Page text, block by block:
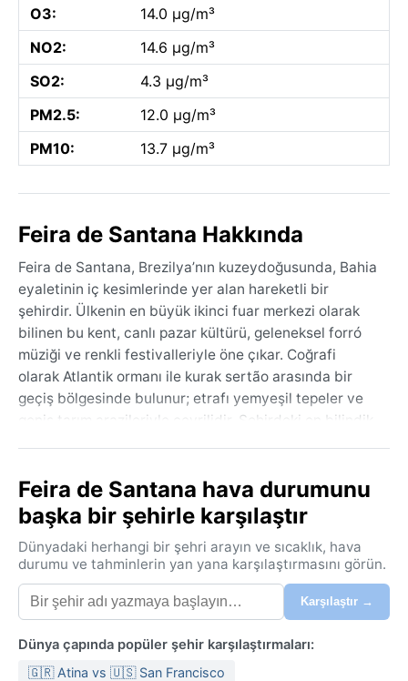
O3:
14.0 µg/m³
NO2:
14.6 µg/m³
SO2:
4.3 µg/m³
PM2.5:
12.0 µg/m³
PM10:
13.7 µg/m³
Feira de Santana Hakkında
Feira de Santana, Brezilya’nın kuzeydoğusunda, Bahia
eyaletinin iç kesimlerinde yer alan hareketli bir
şehirdir. Ülkenin en büyük ikinci fuar merkezi olarak
bilinen bu kent, canlı pazar kültürü, geleneksel forró
müziği ve renkli festivalleriyle öne çıkar. Coğrafi
olarak Atlantik ormanı ile kurak sertão arasında bir
geçiş bölgesinde bulunur; etrafı yemyeşil tepeler ve
geniş tarım arazileriyle çevrilidir. Şehirdeki en bilindik
festivali sayılabilir.
İklimi, Köppen sınıflandırmasına göre Aw (tropikal
savan) karakteri taşır. Yazlar sıcak ve yağışlıdır;
aralıktan nisana kadar süren bu dönemde sıcaklıklar
25-32°C arasında seyreder ve nem oldukça yüksektir.
Kışlar ise mayıstan ağustosa kadar daha serin ve
kurudur; termometreler 18-28°C arasında dolaşır.
Yağışlar, özellikle yaz aylarında yoğunlaşırken kışın
neredeyse hiç yağmur görülmez. Ziyaret için hafif
Feira de Santana hava durumunu
başka bir şehirle karşılaştır
Dünyadaki herhangi bir şehri arayın ve sıcaklık, hava
durumu ve tahminlerin yan yana karşılaştırmasını görün.
Karşılaştır →
Dünya çapında popüler şehir karşılaştırmaları:
🇬🇷 Atina vs 🇺🇸 San Francisco